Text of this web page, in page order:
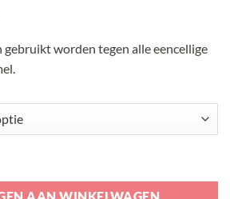
gebruikt worden tegen alle eencellige